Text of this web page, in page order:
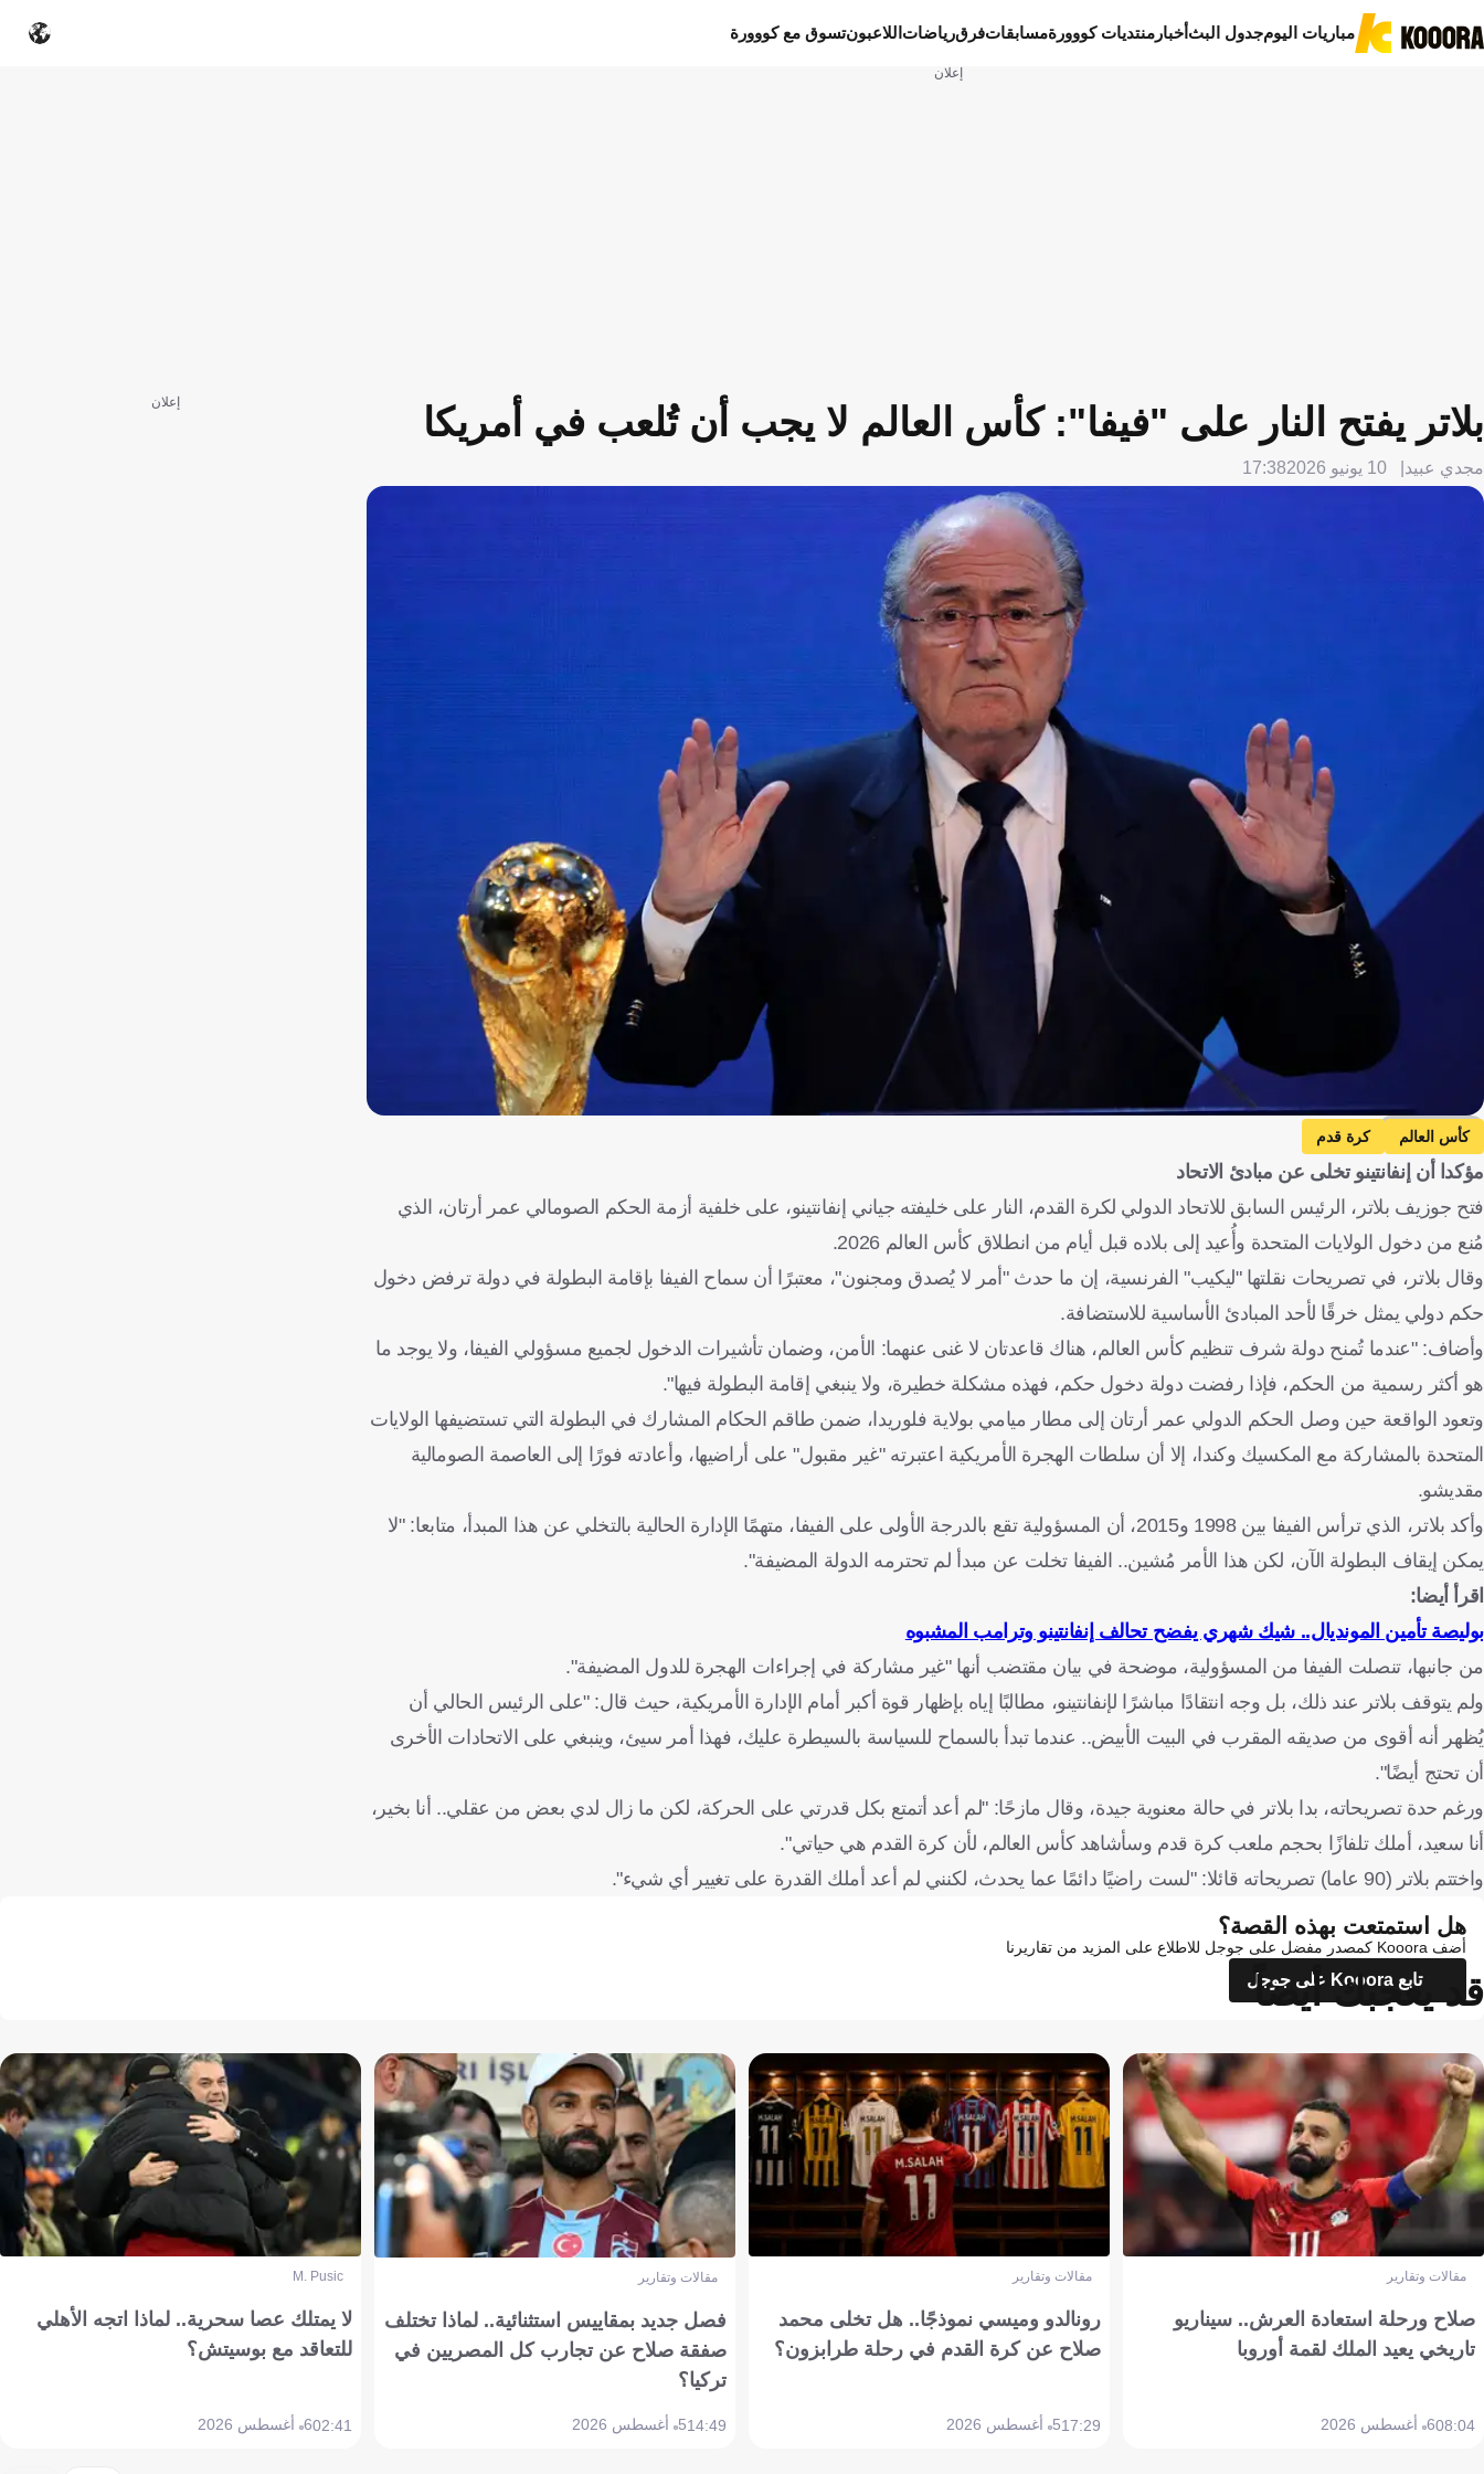
مباريات اليومجدول البثأخبار منتديات كووورةمسابقاتفرقرياضات اللاعبونتسوق مع كووورة
إعلان
بلاتر يفتح النار على "فيفا": كأس العالم لا يجب أن تُلعب في أمريكا
مجدي عبيد 10 يونيو 2026 17:38
Getty Images
كأس العالم كرة قدم
مؤكدا أن إنفانتينو تخلى عن مبادئ الاتحاد
فتح جوزيف بلاتر، الرئيس السابق للاتحاد الدولي لكرة القدم، النار على خليفته جياني إنفانتينو، على خلفية أزمة الحكم الصومالي عمر أرتان، الذي
مُنع من دخول الولايات المتحدة وأُعيد إلى بلاده قبل أيام من انطلاق كأس العالم 2026.
وقال بلاتر، في تصريحات نقلتها "ليكيب" الفرنسية، إن ما حدث "أمر لا يُصدق ومجنون"، معتبرًا أن سماح الفيفا بإقامة البطولة في دولة ترفض دخول
حكم دولي يمثل خرقًا لأحد المبادئ الأساسية للاستضافة.
وأضاف: "عندما تُمنح دولة شرف تنظيم كأس العالم، هناك قاعدتان لا غنى عنهما: الأمن، وضمان تأشيرات الدخول لجميع مسؤولي الفيفا، ولا يوجد ما
هو أكثر رسمية من الحكم، فإذا رفضت دولة دخول حكم، فهذه مشكلة خطيرة، ولا ينبغي إقامة البطولة فيها".
وتعود الواقعة حين وصل الحكم الدولي عمر أرتان إلى مطار ميامي بولاية فلوريدا، ضمن طاقم الحكام المشارك في البطولة التي تستضيفها الولايات
المتحدة بالمشاركة مع المكسيك وكندا، إلا أن سلطات الهجرة الأمريكية اعتبرته "غير مقبول" على أراضيها، وأعادته فورًا إلى العاصمة الصومالية
مقديشو.
وأكد بلاتر، الذي ترأس الفيفا بين 1998 و2015، أن المسؤولية تقع بالدرجة الأولى على الفيفا، متهمًا الإدارة الحالية بالتخلي عن هذا المبدأ، متابعا: "لا
يمكن إيقاف البطولة الآن، لكن هذا الأمر مُشين.. الفيفا تخلت عن مبدأ لم تحترمه الدولة المضيفة".
اقرأ أيضا:
بوليصة تأمين المونديال.. شيك شهري يفضح تحالف إنفانتينو وترامب المشبوه
من جانبها، تنصلت الفيفا من المسؤولية، موضحة في بيان مقتضب أنها "غير مشاركة في إجراءات الهجرة للدول المضيفة".
ولم يتوقف بلاتر عند ذلك، بل وجه انتقادًا مباشرًا لإنفانتينو، مطالبًا إياه بإظهار قوة أكبر أمام الإدارة الأمريكية، حيث قال: "على الرئيس الحالي أن
يُظهر أنه أقوى من صديقه المقرب في البيت الأبيض.. عندما تبدأ بالسماح للسياسة بالسيطرة عليك، فهذا أمر سيئ، وينبغي على الاتحادات الأخرى
أن تحتج أيضًا".
ورغم حدة تصريحاته، بدا بلاتر في حالة معنوية جيدة، وقال مازحًا: "لم أعد أتمتع بكل قدرتي على الحركة، لكن ما زال لدي بعض من عقلي.. أنا بخير،
أنا سعيد، أملك تلفازًا بحجم ملعب كرة قدم وسأشاهد كأس العالم، لأن كرة القدم هي حياتي".
واختتم بلاتر (90 عاما) تصريحاته قائلا: "لست راضيًا دائمًا عما يحدث، لكنني لم أعد أملك القدرة على تغيير أي شيء".
إعلان
هل استمتعت بهذه القصة؟
أضف Kooora كمصدر مفضل على جوجل للاطلاع على المزيد من تقاريرنا
تابع Kooora على جوجل
قد يعجبك أيضاً
مقالات وتقارير
صلاح ورحلة استعادة العرش.. سيناريو
تاريخي يعيد الملك لقمة أوروبا
08:046 أغسطس 2026
مقالات وتقارير
رونالدو وميسي نموذجًا.. هل تخلى محمد
صلاح عن كرة القدم في رحلة طرابزون؟
17:295 أغسطس 2026
مقالات وتقارير
فصل جديد بمقاييس استثنائية.. لماذا تختلف
صفقة صلاح عن تجارب كل المصريين في
تركيا؟
14:495 أغسطس 2026
M. Pusic
لا يمتلك عصا سحرية.. لماذا اتجه الأهلي
للتعاقد مع بوسيتش؟
02:416 أغسطس 2026